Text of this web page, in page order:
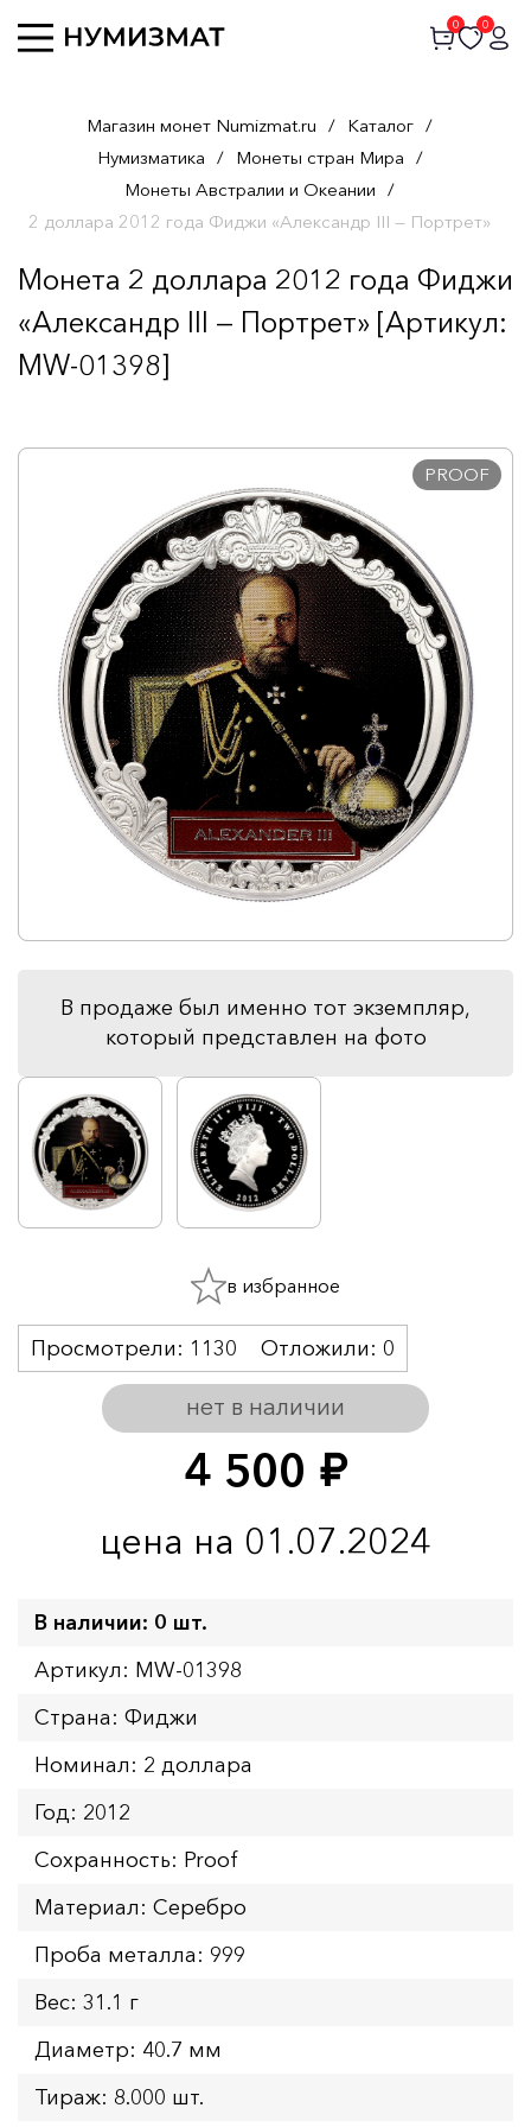
0 0
Магазин монет Numizmat.ru / Каталог /
Нумизматика / Монеты стран Мира /
Монеты Австралии и Океании /
2 доллара 2012 года Фиджи «Александр III — Портрет»
Монета 2 доллара 2012 года Фиджи
«Александр III — Портрет» [Артикул:
MW-01398]
PROOF
В продаже был именно тот экземпляр,
который представлен на фото
4 500 руб.
цена на 01.07.2024
нет в наличии
Просмотрели: 1130 Отложили: 0
в избранное
В наличии: 0 шт.
Артикул: MW-01398
Страна: Фиджи
Номинал: 2 доллара
Год: 2012
Сохранность: Proof
Материал: Серебро
Проба металла: 999
Вес: 31.1 г
Диаметр: 40.7 мм
Тираж: 8.000 шт.